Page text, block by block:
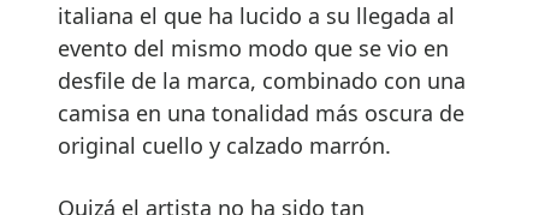
italiana el que ha lucido a su llegada al
evento del mismo modo que se vio en
desfile de la marca, combinado con una
camisa en una tonalidad más oscura de
original cuello y calzado marrón.
Quizá el artista no ha sido tan